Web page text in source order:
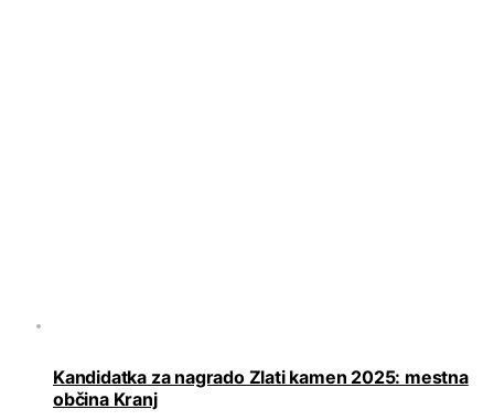
Kandidatka za nagrado Zlati kamen 2025: mestna
občina Kranj